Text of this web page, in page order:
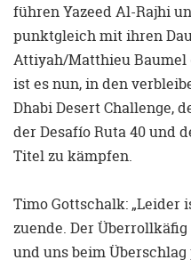
führen Yazeed Al-Rajhi
punktgleich mit ihren
Attiyah/Matthieu Baumel
ist es nun, in den
Dhabi Desert Challenge,
der Desafío Ruta 40 und
Titel zu kämpfen.
Timo Gottschalk:
zuende. Der
und uns beim